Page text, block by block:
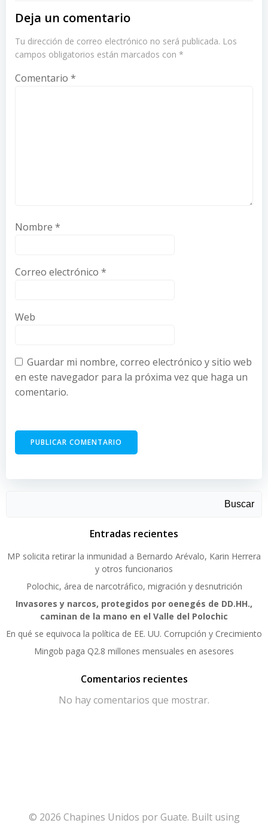
Deja un comentario
Tu dirección de correo electrónico no será publicada. Los
campos obligatorios están marcados con *
Comentario *
Nombre *
Correo electrónico *
Web
Guardar mi nombre, correo electrónico y sitio web
en este navegador para la próxima vez que haga un
comentario.
Buscar
Entradas recientes
MP solicita retirar la inmunidad a Bernardo Arévalo, Karin Herrera
y otros funcionarios
Polochic, área de narcotráfico, migración y desnutrición
Invasores y narcos, protegidos por oenegés de DD.HH.,
caminan de la mano en el Valle del Polochic
En qué se equivoca la política de EE. UU. Corrupción y Crecimiento
Mingob paga Q2.8 millones mensuales en asesores
Comentarios recientes
No hay comentarios que mostrar.
© 2026 Chapines Unidos por Guate. Built using